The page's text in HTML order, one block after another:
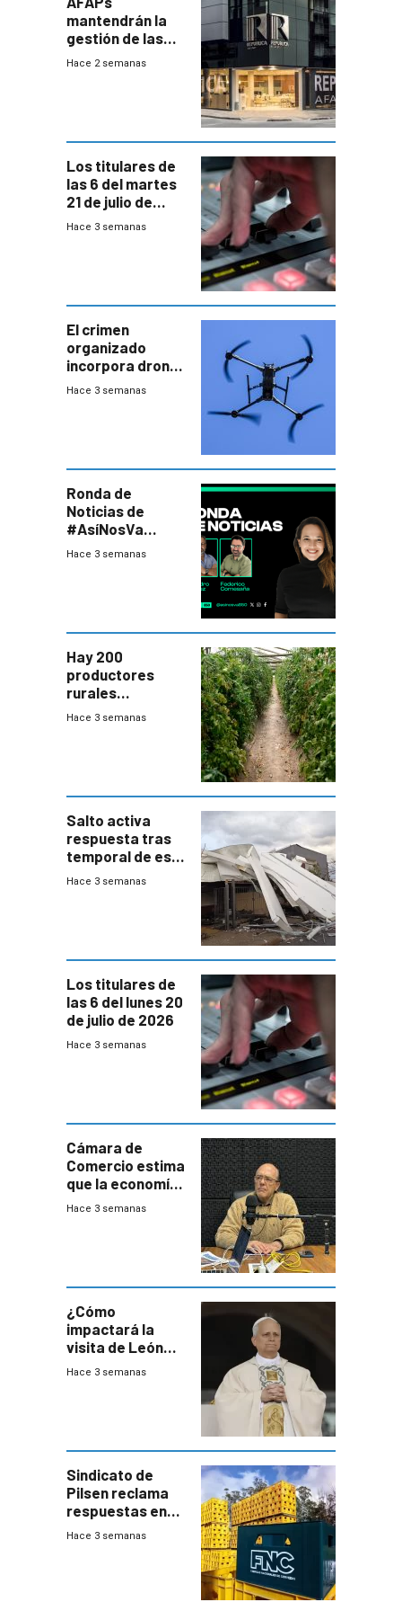
mantendrán la
gestión de las
cuentas
Hace 2 semanas
Los titulares de
las 6 del martes
21 de julio de
2026
Hace 3 semanas
El crimen
organizado
incorpora drones
y abre un nuevo
Hace 3 semanas
Ronda de
Noticias de
#AsíNosVa
(20/7/26)
Hace 3 semanas
Hay 200
productores
rurales
afectados tras
Hace 3 semanas
Salto activa
respuesta tras
temporal de este
sábado con
Hace 3 semanas
Los titulares de
las 6 del lunes 20
de julio de 2026
Hace 3 semanas
Cámara de
Comercio estima
que la economía
crecerá 1,6%
Hace 3 semanas
¿Cómo
impactará la
visita de León
XIV a Uruguay?
Hace 3 semanas
Sindicato de
Pilsen reclama
respuestas en
medio de
Hace 3 semanas